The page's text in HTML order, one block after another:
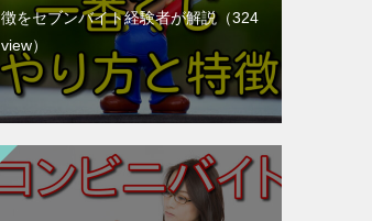
徴をセブンバイト経験者が解説（324
view）